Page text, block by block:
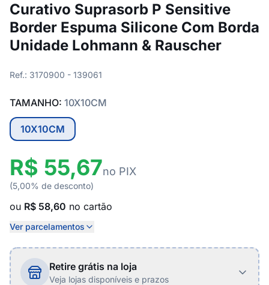
Curativo Suprasorb P Sensitive
Border Espuma Silicone Com Borda
Unidade Lohmann & Rauscher
Ref.: 3170900 - 139061
TAMANHO: 10X10CM
10X10CM
R$ 55,67no PIX
(5,00% de desconto)
ou R$ 58,60 no cartão
Ver parcelamentos
Retire grátis na loja
Veja lojas disponíveis e prazos